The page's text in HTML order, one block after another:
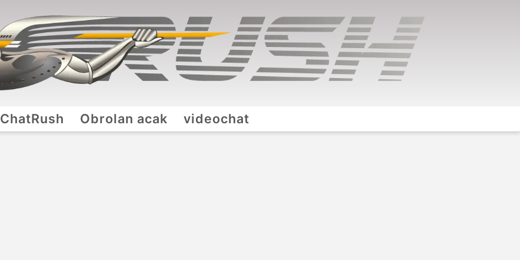
ChatRush Obrolan acak videochat